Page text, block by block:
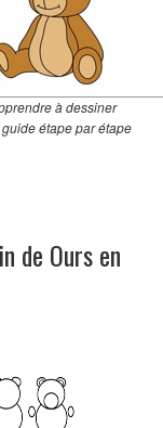
à dessiner
étape par étape
de Ours en